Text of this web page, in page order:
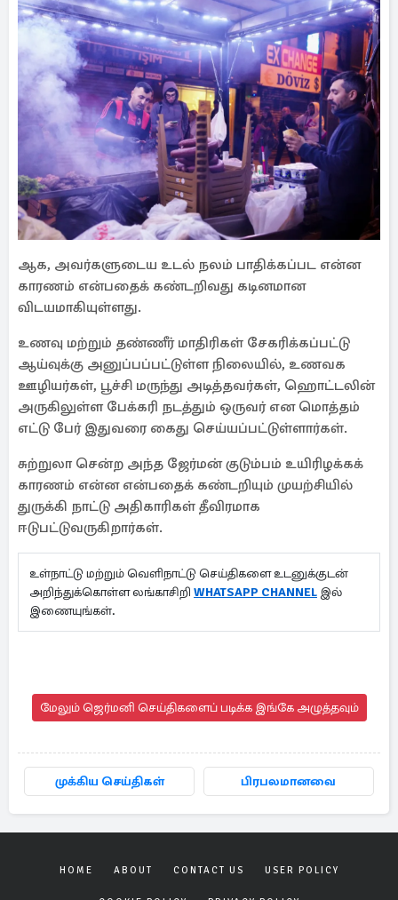
ஆக, அவர்களுடைய உடல் நலம் பாதிக்கப்பட என்ன
காரணம் என்பதைக் கண்டறிவது கடினமான
விடயமாகியுள்ளது.
உணவு மற்றும் தண்ணீர் மாதிரிகள் சேகரிக்கப்பட்டு
ஆய்வுக்கு அனுப்பப்பட்டுள்ள நிலையில், உணவக
ஊழியர்கள், பூச்சி மருந்து அடித்தவர்கள், ஹொட்டலின்
அருகிலுள்ள பேக்கரி நடத்தும் ஒருவர் என மொத்தம்
எட்டு பேர் இதுவரை கைது செய்யப்பட்டுள்ளார்கள்.
சுற்றுலா சென்ற அந்த ஜேர்மன் குடும்பம் உயிரிழக்கக்
காரணம் என்ன என்பதைக் கண்டறியும் முயற்சியில்
துருக்கி நாட்டு அதிகாரிகள் தீவிரமாக
ஈடுபட்டுவருகிறார்கள்.
உள்நாட்டு மற்றும் வெளிநாட்டு செய்திகளை உடனுக்குடன்
அறிந்துக்கொள்ள லங்காசிறி WHATSAPP CHANNEL இல்
இணையுங்கள்.
மேலும் ஜெர்மனி செய்திகளைப் படிக்க இங்கே அழுத்தவும்
முக்கிய செய்திகள் பிரபலமானவை
HOME ABOUT CONTACT US USER POLICY